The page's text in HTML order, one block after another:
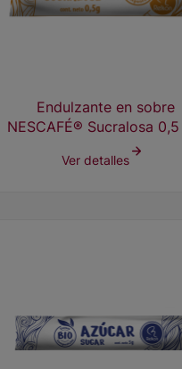
Endulzante en sobre
NESCAFÉ® Sucralosa
1000 unds.
Ver detalles